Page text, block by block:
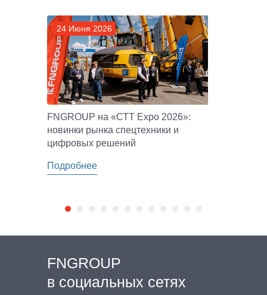
24 Июня 2026
FNGROUP на «СТТ Expo 2026»:
новинки рынка спецтехники и
цифровых решений
Подробнее
FNGROUP
в социальных сетях